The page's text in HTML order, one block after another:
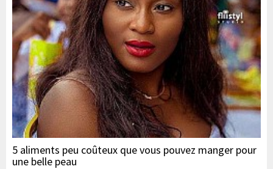
5 aliments peu coûteux que vous pouvez manger pour
une belle peau